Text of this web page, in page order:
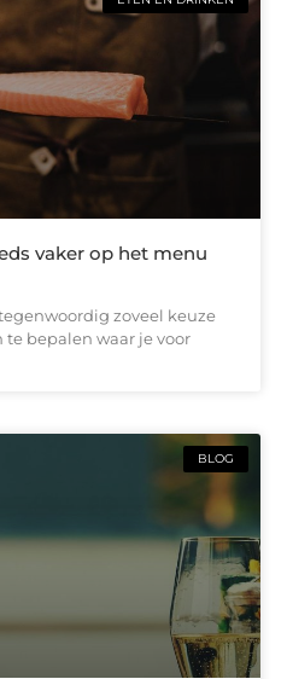
vaker op het menu
zoveel keuze
bepalen waar je voor
BLOG